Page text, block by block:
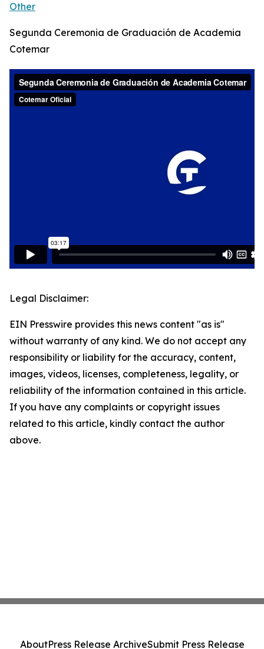
Other
Segunda Ceremonia de Graduación de Academia
Cotemar
Legal Disclaimer:
EIN Presswire provides this news content "as is"
without warranty of any kind. We do not accept any
responsibility or liability for the accuracy, content,
images, videos, licenses, completeness, legality, or
reliability of the information contained in this article.
If you have any complaints or copyright issues
related to this article, kindly contact the author
above.
AboutPress Release ArchiveSubmit Press Release